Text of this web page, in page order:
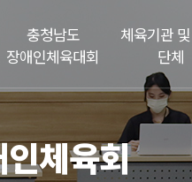
충청남도
장애인체육대회
체육기관
단체
체육회